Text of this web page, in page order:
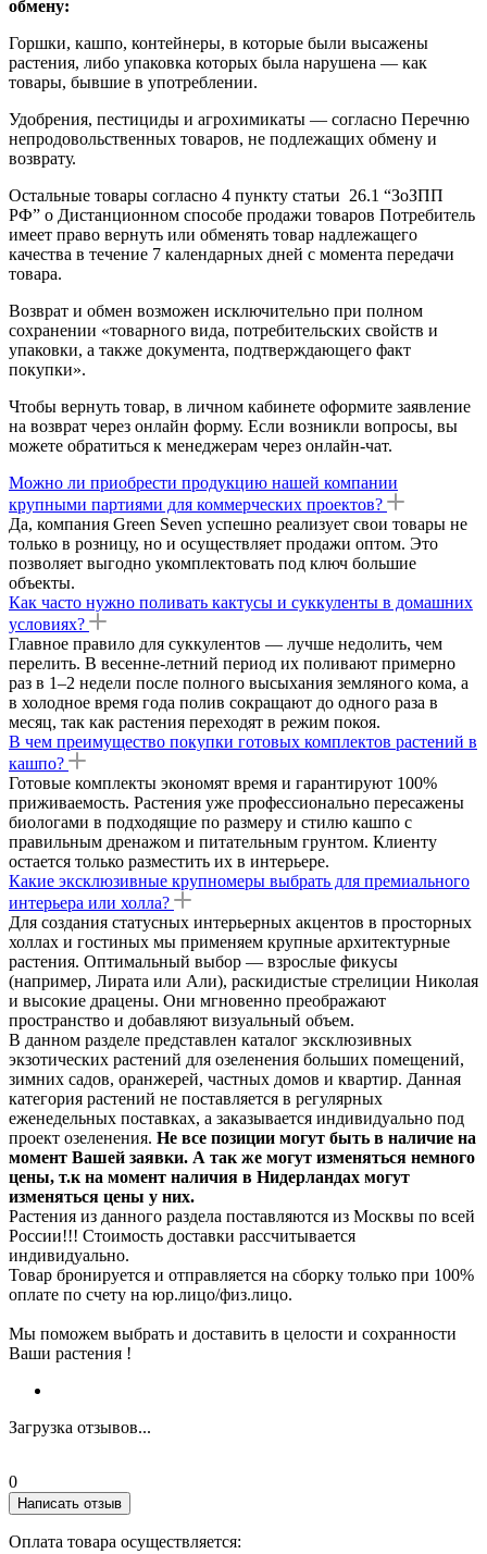
обмену:
Горшки, кашпо, контейнеры, в которые были высажены
растения, либо упаковка которых была нарушена — как
товары, бывшие в употреблении.
Удобрения, пестициды и агрохимикаты — согласно Перечню
непродовольственных товаров, не подлежащих обмену и
возврату.
Остальные товары согласно 4 пункту статьи 26.1 “ЗоЗПП
РФ” о Дистанционном способе продажи товаров Потребитель
имеет право вернуть или обменять товар надлежащего
качества в течение 7 календарных дней с момента передачи
товара.
Возврат и обмен возможен исключительно при полном
сохранении «товарного вида, потребительских свойств и
упаковки, а также документа, подтверждающего факт
покупки».
Чтобы вернуть товар, в личном кабинете оформите заявление
на возврат через онлайн форму. Если возникли вопросы, вы
можете обратиться к менеджерам через онлайн-чат.
Можно ли приобрести продукцию нашей компании
крупными партиями для коммерческих проектов?
Да, компания Green Seven успешно реализует свои товары не
только в розницу, но и осуществляет продажи оптом. Это
позволяет выгодно укомплектовать под ключ большие
объекты.
Как часто нужно поливать кактусы и суккуленты в домашних
условиях?
Главное правило для суккулентов — лучше недолить, чем
перелить. В весенне-летний период их поливают примерно
раз в 1–2 недели после полного высыхания земляного кома, а
в холодное время года полив сокращают до одного раза в
месяц, так как растения переходят в режим покоя.
В чем преимущество покупки готовых комплектов растений в
кашпо?
Готовые комплекты экономят время и гарантируют 100%
приживаемость. Растения уже профессионально пересажены
биологами в подходящие по размеру и стилю кашпо с
правильным дренажом и питательным грунтом. Клиенту
остается только разместить их в интерьере.
Какие эксклюзивные крупномеры выбрать для премиального
интерьера или холла?
Для создания статусных интерьерных акцентов в просторных
холлах и гостиных мы применяем крупные архитектурные
растения. Оптимальный выбор — взрослые фикусы
(например, Лирата или Али), раскидистые стрелиции Николая
и высокие драцены. Они мгновенно преображают
пространство и добавляют визуальный объем.
В данном разделе представлен каталог эксклюзивных
экзотических растений для озеленения больших помещений,
зимних садов, оранжерей, частных домов и квартир. Данная
категория растений не поставляется в регулярных
еженедельных поставках, а заказывается индивидуально под
проект озеленения. Не все позиции могут быть в наличие на
момент Вашей заявки. А так же могут изменяться немного
цены, т.к на момент наличия в Нидерландах могут
изменяться цены у них.
Растения из данного раздела поставляются из Москвы по всей
России!!! Стоимость доставки рассчитывается
индивидуально.
Товар бронируется и отправляется на сборку только при 100%
оплате по счету на юр.лицо/физ.лицо.
Мы поможем выбрать и доставить в целости и сохранности
Ваши растения !
Загрузка отзывов...
0
Написать отзыв
Оплата товара осуществляется: